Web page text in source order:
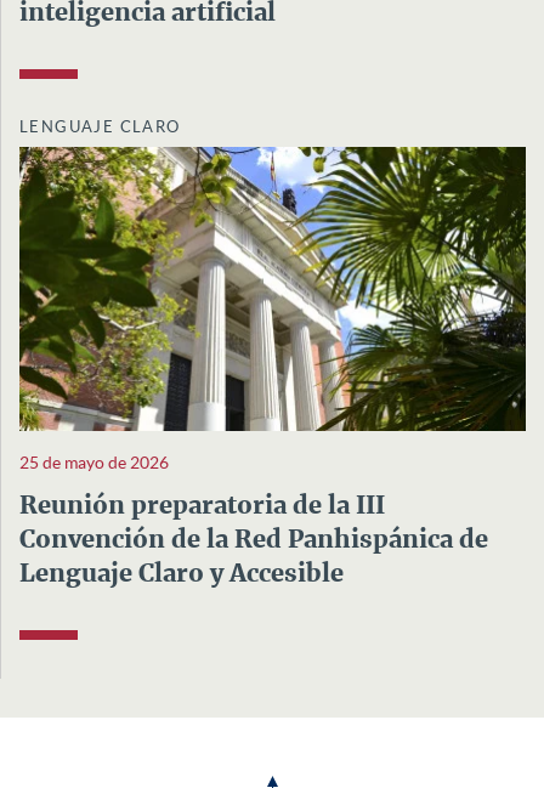
inteligencia artificial
LENGUAJE CLARO
25 de mayo de 2026
Reunión preparatoria de la III
Convención de la Red Panhispánica de
Lenguaje Claro y Accesible